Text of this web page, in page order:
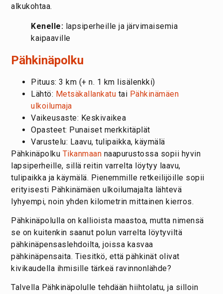
alkukohtaa.
Kenelle: lapsiperheille ja järvimaisemia
kaipaaville
Pähkinäpolku
Pituus: 3 km (+ n. 1 km lisälenkki)
Lähtö: Metsäkallankatu tai Pähkinämäen
ulkoilumaja
Vaikeusaste: Keskivaikea
Opasteet: Punaiset merkkitäplät
Varustelu: Laavu, tulipaikka, käymälä
Pähkinäpolku Tikanmaan naapurustossa sopii hyvin
lapsiperheille, sillä reitin varrelta löytyy laavu,
tulipaikka ja käymälä. Pienemmille retkeilijöille sopii
erityisesti Pähkinämäen ulkoilumajalta lähtevä
lyhyempi, noin yhden kilometrin mittainen kierros.
Pähkinäpolulla on kallioista maastoa, mutta nimensä
se on kuitenkin saanut polun varrelta löytyviltä
pähkinäpensaslehdoilta, joissa kasvaa
pähkinäpensaita. Tiesitkö, että pähkinät olivat
kivikaudella ihmisille tärkeä ravinnonlähde?
Talvella Pähkinäpolulle tehdään hiihtolatu, ja silloin